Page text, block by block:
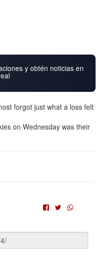
y obtén noticias en
forgot just what a loss felt
on Wednesday was their